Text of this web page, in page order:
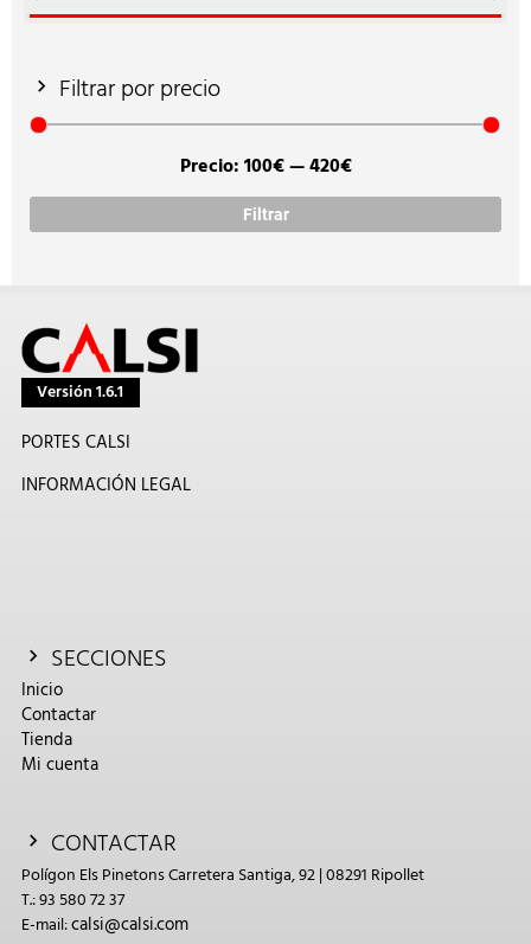
Filtrar por precio
Filtrar
Precio:100€—420€
Versión 1.6.1
PORTES CALSI
INFORMACIÓN LEGAL
SECCIONES
Inicio
Contactar
Tienda
Mi cuenta
CONTACTAR
Polígon Els Pinetons Carretera Santiga, 92 | 08291 Ripollet
T.: 93 580 72 37
E-mail:calsi@calsi.com